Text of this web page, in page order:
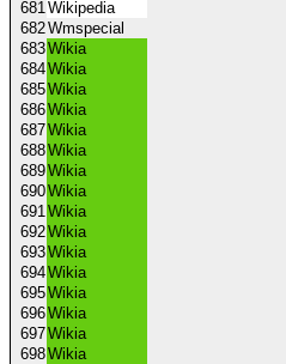
681Wikipedia
682Wmspecial
683Wikia
684Wikia
685Wikia
686Wikia
687Wikia
688Wikia
689Wikia
690Wikia
691Wikia
692Wikia
693Wikia
694Wikia
695Wikia
696Wikia
697Wikia
698Wikia